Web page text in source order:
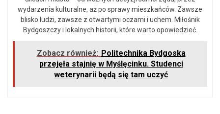
wydarzenia kulturalne, aż po sprawy mieszkańców. Zawsze
blisko ludzi, zawsze z otwartymi oczami i uchem. Miłośnik
Bydgoszczy i lokalnych historii, które warto opowiedzieć.
Zobacz również: Politechnika Bydgoska
przejęła stajnię w Myślęcinku. Studenci
weterynarii będą się tam uczyć